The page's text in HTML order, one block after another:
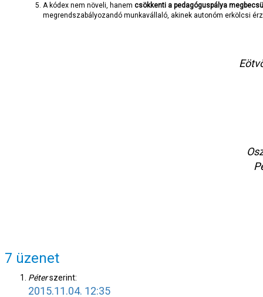
A kódex nem növeli, hanem csökkenti a pedagóguspálya
megrendszabályozandó munkavállaló, akinek autonóm erkölcsi
7 üzenet
Péterszerint:
2015.11.04. 12:35